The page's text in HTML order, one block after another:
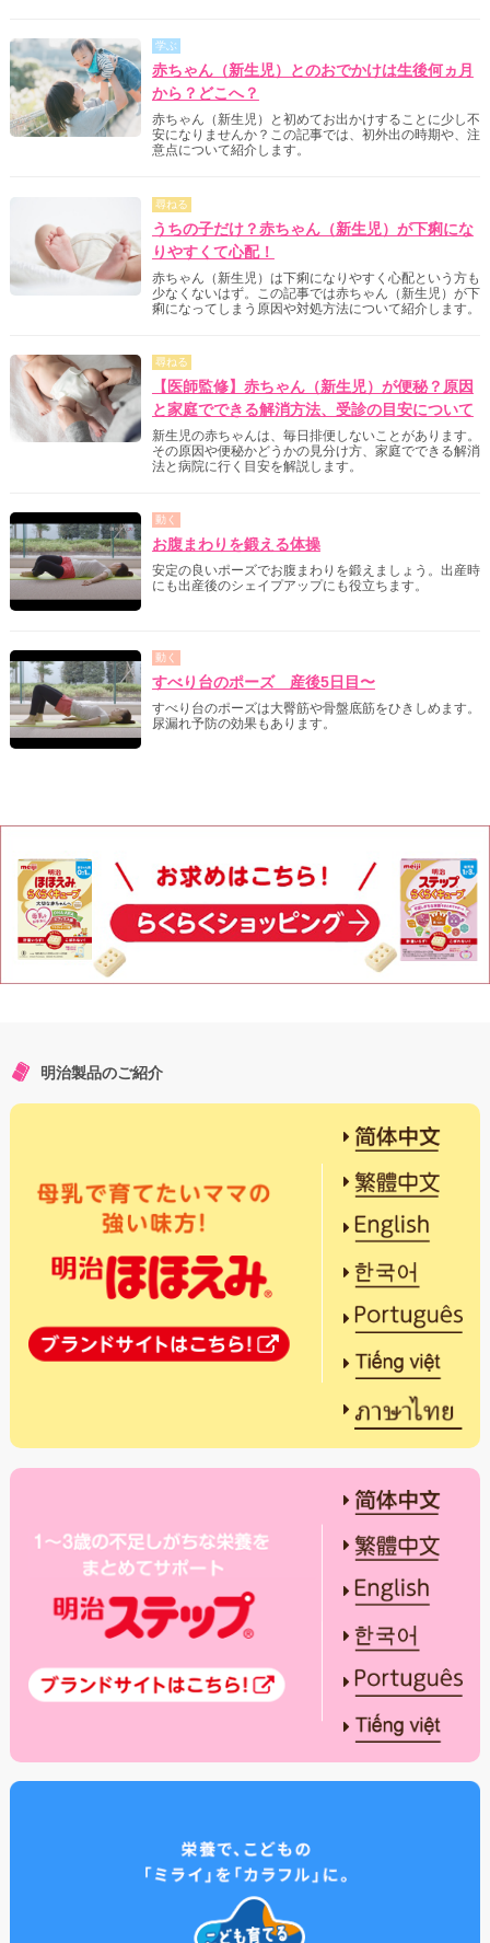
学ぶ
赤ちゃん（新生児）とのおでかけは生後何ヵ月
から？どこへ？
赤ちゃん（新生児）と初めてお出かけすることに少し不
安になりませんか？この記事では、初外出の時期や、注
意点について紹介します。
尋ねる
うちの子だけ？赤ちゃん（新生児）が下痢にな
りやすくて心配！
赤ちゃん（新生児）は下痢になりやすく心配という方も
少なくないはず。この記事では赤ちゃん（新生児）が下
痢になってしまう原因や対処方法について紹介します。
尋ねる
【医師監修】赤ちゃん（新生児）が便秘？原因
と家庭でできる解消方法、受診の目安について
新生児の赤ちゃんは、毎日排便しないことがあります。
その原因や便秘かどうかの見分け方、家庭でできる解消
法と病院に行く目安を解説します。
動く
お腹まわりを鍛える体操
安定の良いポーズでお腹まわりを鍛えましょう。出産時
にも出産後のシェイプアップにも役立ちます。
動く
すべり台のポーズ 産後5日目〜
すべり台のポーズは大臀筋や骨盤底筋をひきしめます。
尿漏れ予防の効果もあります。
明治製品のご紹介